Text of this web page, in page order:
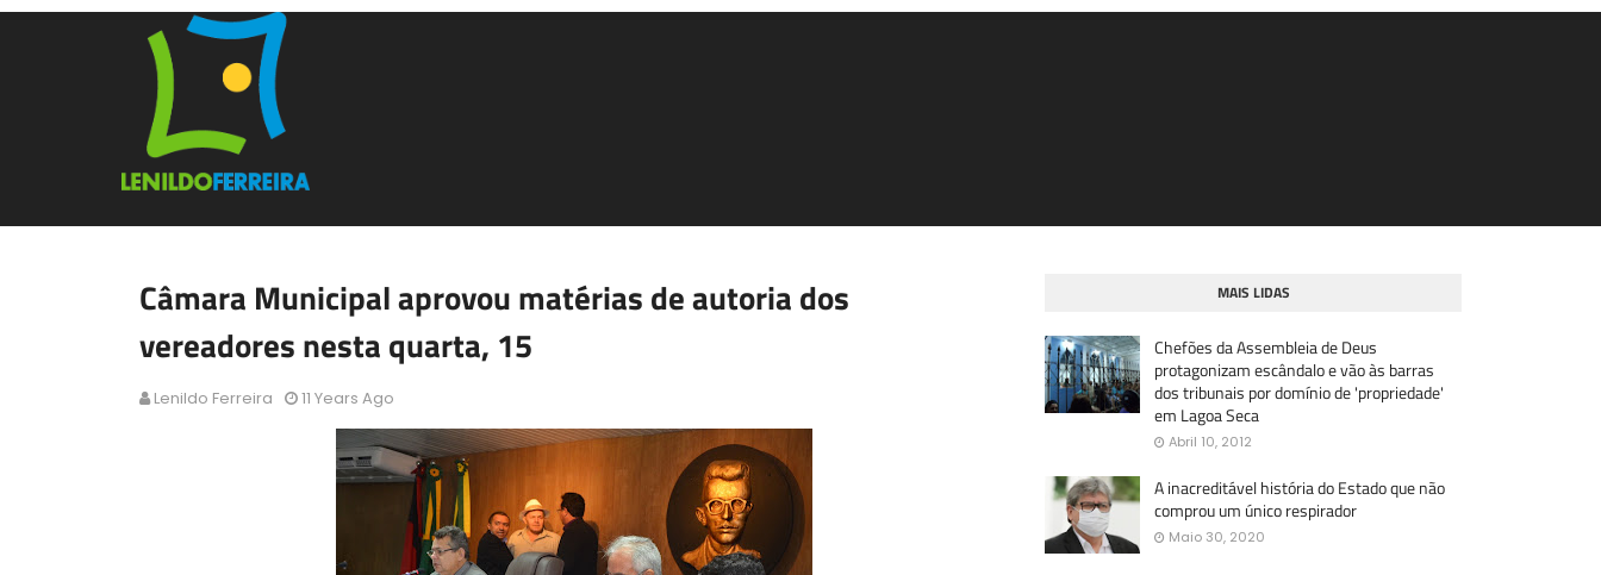
Câmara Municipal aprovou matérias de autoria dos
vereadores nesta quarta, 15
Lenildo Ferreira 11 Years Ago
MAIS LIDAS
Chefões da Assembleia de Deus
protagonizam escândalo e vão às barras
dos tribunais por domínio de 'propriedade'
em Lagoa Seca
Abril 10, 2012
A inacreditável história do Estado que não
comprou um único respirador
Maio 30, 2020